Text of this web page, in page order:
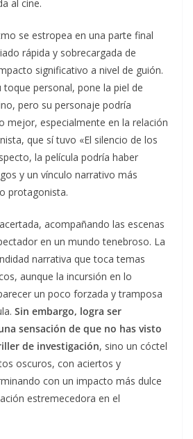
al cine.
se estropea en una parte final
rápida y sobrecargada de
significativo a nivel de guión.
toque personal, pone la piel de
pero su personaje podría
mejor, especialmente en la relación
que sí tuvo «El silencio de los
la película podría haber
y un vínculo narrativo más
protagonista.
acompañando las escenas
en un mundo tenebroso. La
narrativa que toca temas
aunque la incursión en lo
un poco forzada y tramposa
Sin embargo, logra ser
sensación de que no has visto
de investigación, sino un cóctel
oscuros, con aciertos y
con un impacto más dulce
estremecedora en el